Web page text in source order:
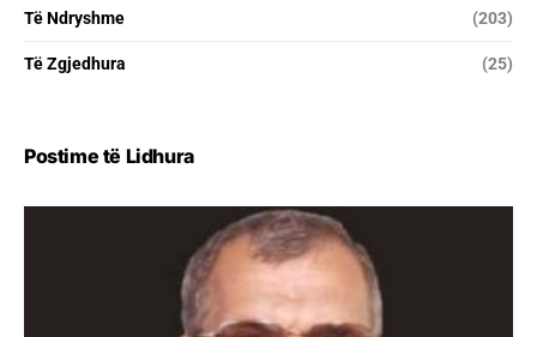
Të Ndryshme (203)
Të Zgjedhura (25)
Postime të Lidhura